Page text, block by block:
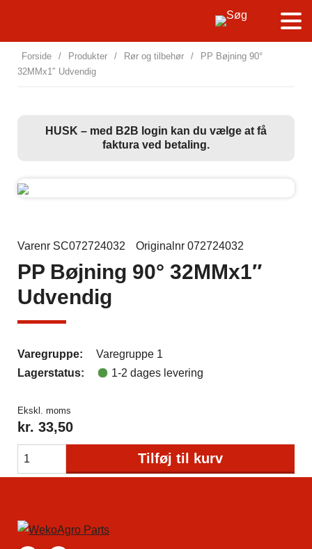
Forside / Produkter / Rør og tilbehør /
PP Bøjning 90°
32MMx1″ Udvendig
HUSK – med B2B login kan du vælge at få
faktura ved betaling.
Varenr SC072724032 Originalnr 072724032
PP Bøjning 90° 32MMx1″
Udvendig
Varegruppe:
Varegruppe 1
Lagerstatus:
1-2 dages levering
Ekskl. moms
kr. 33,50
Tilføj til kurv